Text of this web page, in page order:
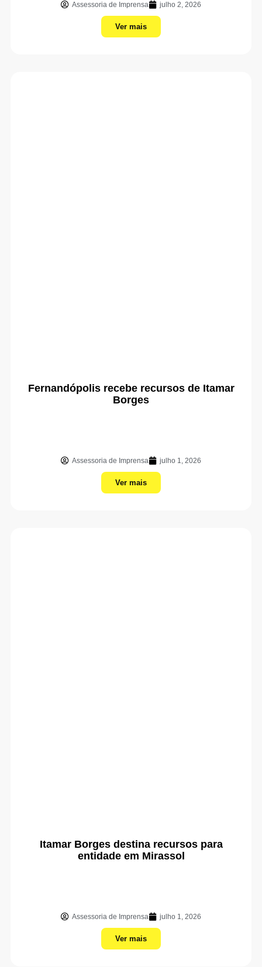
Assessoria de Imprensa julho 2, 2026
Ver mais
Fernandópolis recebe recursos de Itamar
Borges
Assessoria de Imprensa julho 1, 2026
Ver mais
Itamar Borges destina recursos para
entidade em Mirassol
Assessoria de Imprensa julho 1, 2026
Ver mais